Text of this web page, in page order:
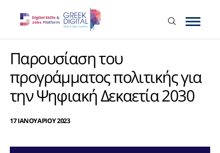
Παρουσίαση του
προγράμματος πολιτικής για
την Ψηφιακή Δεκαετία 2030
17 ΙΑΝΟΥΑΡΙΟΥ 2023